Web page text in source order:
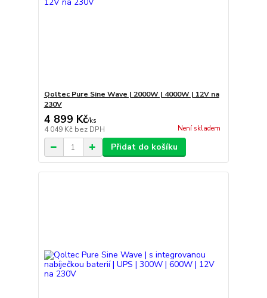
Qoltec Pure Sine Wave | 2000W | 4000W | 12V na
230V
4 899 Kč/ks
4 049 Kč bez DPH Není skladem
Přidat do košíku